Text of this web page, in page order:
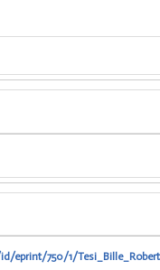
eprint/750/1/